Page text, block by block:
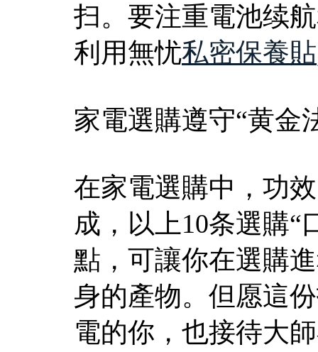
扫。要注重電池续
利用無忧私密保養貼
家電選購遵守“黄金
在家電選購中，功
成，以上10条選購“
點，可讓你在選購
身的產物。但愿這
電的你，也接待大